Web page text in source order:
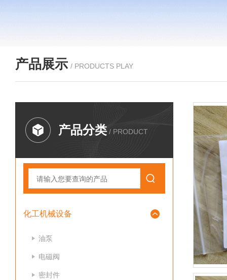
产品展示 / PRODUCTS PLAY
产品分类 / PRODUCT
化工机械设备
油泵
电磁阀
密封件